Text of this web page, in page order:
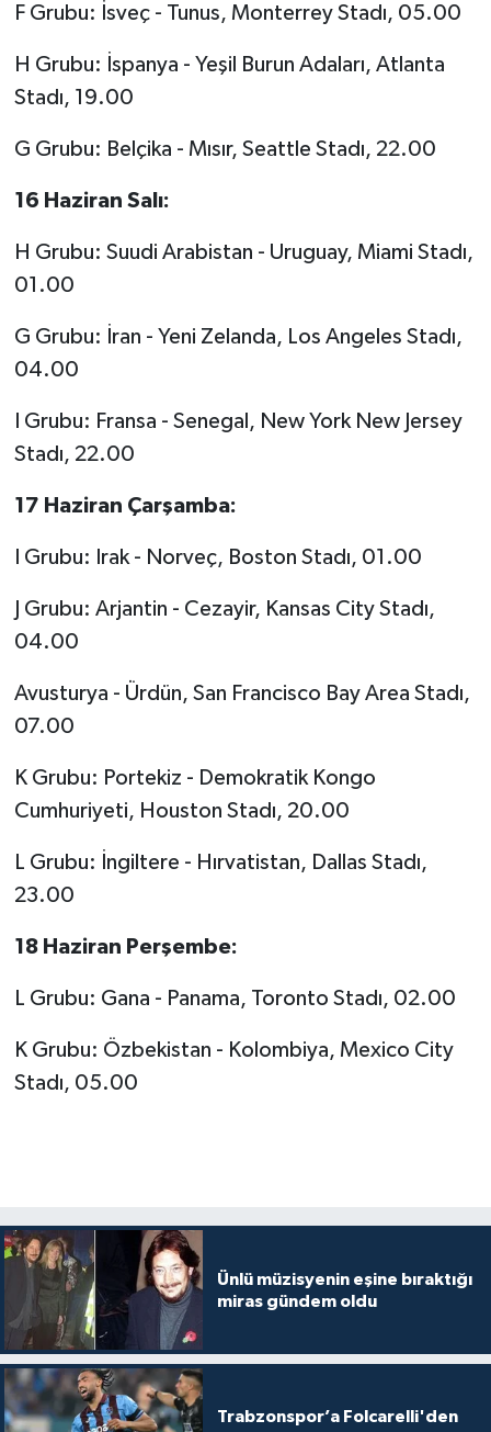
F Grubu: İsveç - Tunus, Monterrey Stadı, 05.00
H Grubu: İspanya - Yeşil Burun Adaları, Atlanta
Stadı, 19.00
G Grubu: Belçika - Mısır, Seattle Stadı, 22.00
16 Haziran Salı:
H Grubu: Suudi Arabistan - Uruguay, Miami Stadı,
01.00
G Grubu: İran - Yeni Zelanda, Los Angeles Stadı,
04.00
I Grubu: Fransa - Senegal, New York New Jersey
Stadı, 22.00
17 Haziran Çarşamba:
I Grubu: Irak - Norveç, Boston Stadı, 01.00
J Grubu: Arjantin - Cezayir, Kansas City Stadı,
04.00
Avusturya - Ürdün, San Francisco Bay Area Stadı,
07.00
K Grubu: Portekiz - Demokratik Kongo
Cumhuriyeti, Houston Stadı, 20.00
L Grubu: İngiltere - Hırvatistan, Dallas Stadı,
23.00
18 Haziran Perşembe:
L Grubu: Gana - Panama, Toronto Stadı, 02.00
K Grubu: Özbekistan - Kolombiya, Mexico City
Stadı, 05.00
Ünlü müzisyenin eşine bıraktığı
miras gündem oldu
Trabzonspor’a Folcarelli'den